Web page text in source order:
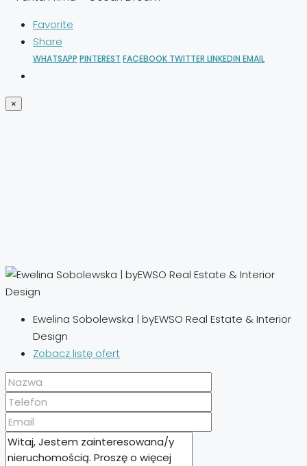
Favorite
Share
WHATSAPP PINTEREST FACEBOOK TWITTER LINKEDIN EMAIL
×
Ewelina Sobolewska | byEWSO Real Estate & Interior
Design
Zobacz listę ofert